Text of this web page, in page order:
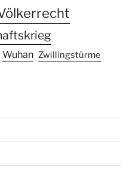
Wuhan Zwillingstürme